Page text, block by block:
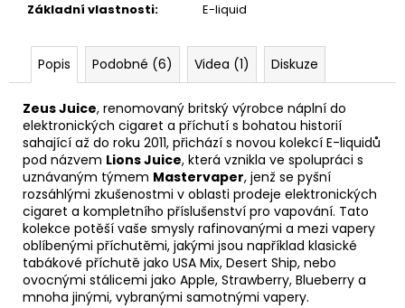
Základní vlastnosti: E-liquid
Popis Podobné (6) Videa (1) Diskuze
Zeus Juice, renomovaný britský výrobce náplní do
elektronických cigaret a příchutí s bohatou historií
sahající až do roku 2011, přichází s novou kolekcí E-liquidů
pod názvem Lions Juice, která vznikla ve spolupráci s
uznávaným týmem Mastervaper, jenž se pyšní
rozsáhlými zkušenostmi v oblasti prodeje elektronických
cigaret a kompletního příslušenství pro vapování. Tato
kolekce potěší vaše smysly rafinovanými a mezi vapery
oblíbenými příchutěmi, jakými jsou například klasické
tabákové příchutě jako USA Mix, Desert Ship, nebo
ovocnými stálicemi jako Apple, Strawberry, Blueberry a
mnoha jinými, vybranými samotnými vapery.